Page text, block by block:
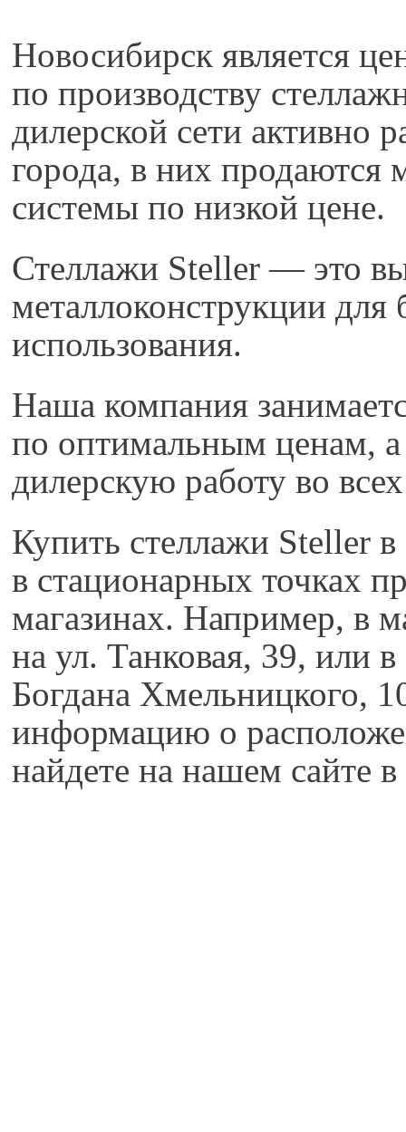
Новосибирск является
по производству
дилерской сети активно
города, в них продаются
системы по низкой цене.
Стеллажи Steller — это
металлоконструкции
использования.
Наша компания
по оптимальным ценам, а
дилерскую работу во
Купить стеллажи Steller
в стационарных точках
магазинах. Например,
на ул. Танковая, 39,
Богдана Хмельницкого,
информацию о
найдете на нашем сайте